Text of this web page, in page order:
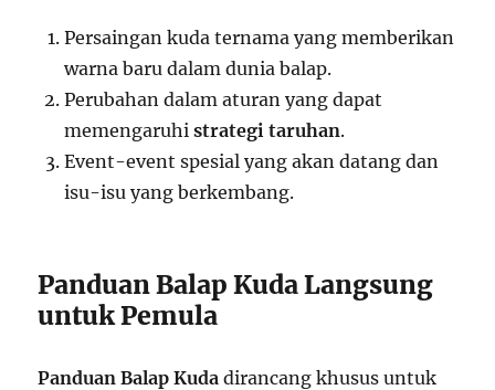
Persaingan kuda ternama yang memberikan
warna baru dalam dunia balap.
Perubahan dalam aturan yang dapat
memengaruhistrategi taruhan.
Event-event spesial yang akan datang dan
isu-isu yang berkembang.
Panduan Balap Kuda Langsung
untuk Pemula
Panduan Balap Kuda dirancang khusus untuk